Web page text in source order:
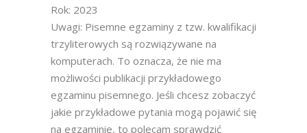
Rok: 2023
Uwagi: Pisemne egzaminy z tzw. kwalifikacji
trzyliterowych są rozwiązywane na
komputerach. To oznacza, że nie ma
możliwości publikacji przykładowego
egzaminu pisemnego. Jeśli chcesz zobaczyć
jakie przykładowe pytania mogą pojawić się
na egzaminie, to polecam sprawdzić